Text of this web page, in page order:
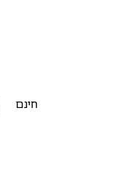
חינם